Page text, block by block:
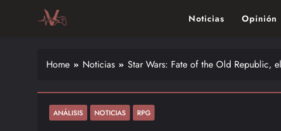
Noticias Opinión
Home Noticias Star Wars: Fate of the Old Republic,
ANÁLISIS NOTICIAS RPG